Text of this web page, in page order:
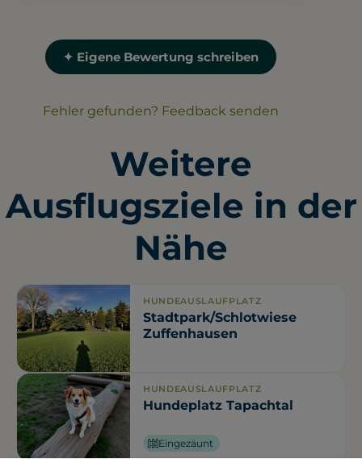
✦ Eigene Bewertung schreiben
Fehler gefunden? Feedback senden
Weitere
Ausflugsziele in der
Nähe
HUNDEAUSLAUFPLATZ
Stadtpark/Schlotwiese
Zuffenhausen
HUNDEAUSLAUFPLATZ
Hundeplatz Tapachtal
Eingezäunt